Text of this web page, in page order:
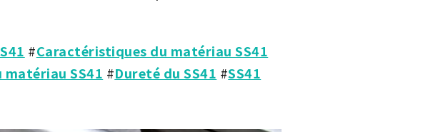
#Caractéristiques du matériau SS41
matériau SS41 #Dureté du SS41 #SS41